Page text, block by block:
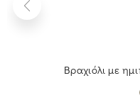
Βραχιόλι με